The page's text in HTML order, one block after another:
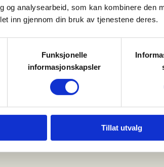
og analysearbeid, som kan kombinere den
inn gjennom din bruk av tjenestene deres.
Funksjonelle
informasjonskapsler
Tillat utvalg
båthavn. Ta gjerne med
har også til utlån.
har god rådyrbestand, noe som
området med andre brukere,
hensynsfull jakt – vi